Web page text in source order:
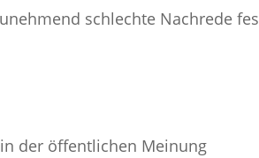
schlechte Nachrede
der öffentlichen Meinung